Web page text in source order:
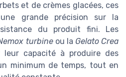
et de crèmes glacées, ces
grande précision sur la
du produit fini. Les
turbineou la Gelato Crea
capacité à produire des
minimum de temps, tout en